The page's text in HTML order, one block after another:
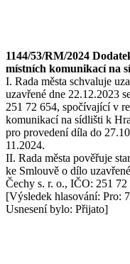
1144/53/RM/2024
místních komunikací na
I. Rada města schvaluje
uzavřené dne 22.12.2023
251 72 654, spočívající v
komunikací na sídlišti k
pro provedení díla do
11.2024.
II. Rada města pověřuje
ke Smlouvě o dílo
Čechy s. r. o., IČO: 251 72
[Výsledek hlasování: Pro:
Usnesení bylo: Přijato]